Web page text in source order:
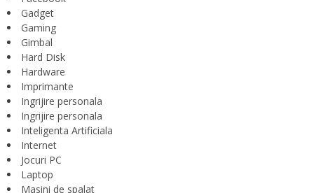
Gadget
Gaming
Gimbal
Hard Disk
Hardware
Imprimante
Ingrijire personala
Ingrijire personala
Inteligenta Artificiala
Internet
Jocuri PC
Laptop
Masini de spalat